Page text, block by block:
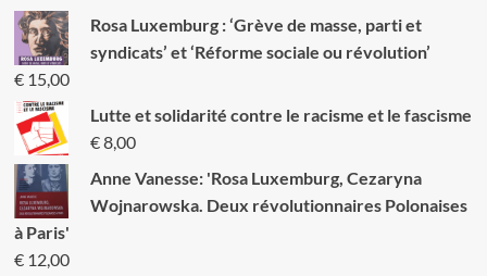
Rosa Luxemburg : ‘Grève de masse, parti et
syndicats’ et ‘Réforme sociale ou révolution’
€15,00
Lutte et solidarité contre le racisme et le fascisme
€8,00
Anne Vanesse: 'Rosa Luxemburg, Cezaryna
Wojnarowska. Deux révolutionnaires Polonaises
à Paris'
€12,00